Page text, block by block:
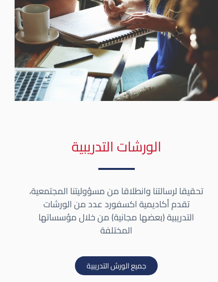
الورشات التدريبية
تحقيقا لرسالتنا وانطلاقا من مسؤوليتنا المجتمعية،
تقدم أكاديمية اكسفورد عدد من الورشات
التدريبية (بعضها مجانية) من خلال مؤسساتها
المختلفة
جميع الورش التدريبية